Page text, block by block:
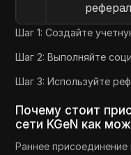
Шаг 1: Создайте
Шаг 2: Выполняйте
Шаг 3: Используйте
Почему стоит
сети KGeN как
Раннее присоединение